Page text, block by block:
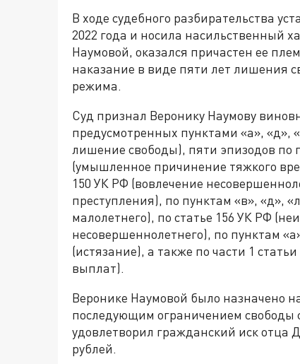
В ходе судебного разбирательства
2022 года и носила насильственный
Наумовой, оказался причастен ее
наказание в виде пяти лет лишения
режима.
Суд признал Веронику Наумову
предусмотренных пунктами «а», «д»,
лишение свободы), пяти эпизодов по
(умышленное причинение тяжкого
150 УК РФ (вовлечение
преступления), по пунктам «в», «д»,
малолетнего), по статье 156 УК РФ
несовершеннолетнего), по пунктам
(истязание), а также по части 1
выплат).
Веронике Наумовой было назначено
последующим ограничением свободы
удовлетворил гражданский иск отца
рублей.